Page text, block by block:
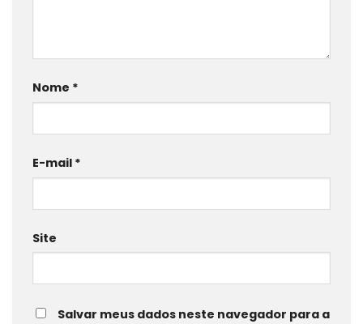
Nome *
E-mail *
Site
Salvar meus dados neste navegador para a